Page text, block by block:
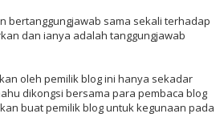
bertanggungjawab sama sekali terhadap
dan ianya adalah tanggungjawab
oleh pemilik blog ini hanya sekadar
dikongsi bersama para pembaca blog
buat pemilik blog untuk kegunaan pada